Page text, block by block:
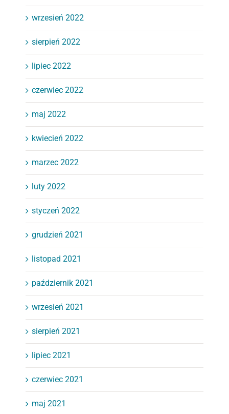
wrzesień 2022
sierpień 2022
lipiec 2022
czerwiec 2022
maj 2022
kwiecień 2022
marzec 2022
luty 2022
styczeń 2022
grudzień 2021
listopad 2021
październik 2021
wrzesień 2021
sierpień 2021
lipiec 2021
czerwiec 2021
maj 2021